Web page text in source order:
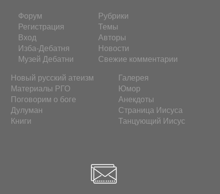
Форум
Регистрация
Вход
Изба-Дебатня
Музей Дебатни
Рубрики
Темы
Авторы
Новости
Свежие комментарии
Новый русский атеизм
Материалы РГО
Поговорим о боге
Дулуман
Книги
Галерея
Юмор
Анекдоты
Страница Иисуса
Танцующий Иисус